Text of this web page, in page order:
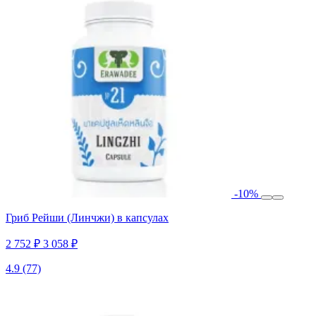
-10%
Гриб Рейши (Линчжи) в капсулах
2 752 ₽ 3 058 ₽
4.9 (77)